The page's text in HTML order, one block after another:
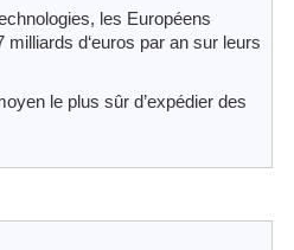
les Européens
milliards d‘euros par an sur leurs
le plus sûr d’expédier des